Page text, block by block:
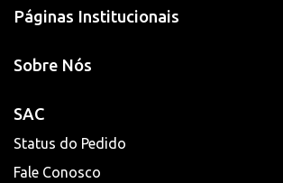
Páginas Institucionais
Sobre Nós
SAC
Status do Pedido
Fale Conosco